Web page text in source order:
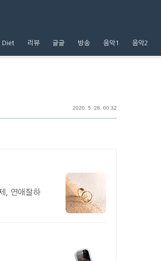
Diet 리뷰 글글 방송 음악1 음악2
2020. 5. 28. 00:32
, 연애잘하